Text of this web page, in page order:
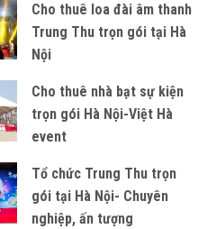
Cho thuê loa đài âm thanh
Trung Thu trọn gói tại Hà
Nội
Cho thuê nhà bạt sự kiện
trọn gói Hà Nội-Việt Hà
event
Tổ chức Trung Thu trọn
gói tại Hà Nội- Chuyên
nghiệp, ấn tượng